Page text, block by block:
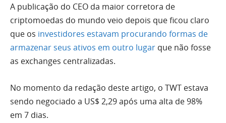
A publicação do CEO da maior corretora de
criptomoedas do mundo veio depois que ficou claro
que os investidores estavam procurando formas de
armazenar seus ativos em outro lugar que não fosse
as exchanges centralizadas.
No momento da redação deste artigo, o TWT estava
sendo negociado a US$ 2,29 após uma alta de 98%
em 7 dias.